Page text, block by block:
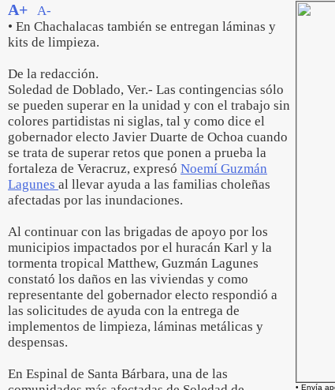
• Envía
A+
A-
• En Chachalacas también se entregan láminas y
kits de limpieza.
De la redacción.
Soledad de Doblado, Ver.- Las contingencias sólo
se pueden superar en la unidad y con el trabajo sin
colores partidistas ni siglas, tal y como dice el
gobernador electo Javier Duarte de Ochoa cuando
se trata de superar retos que ponen a prueba la
fortaleza de Veracruz, expresó Noemí Guzmán
Lagunes al llevar ayuda a las familias choleñas
afectadas por las inundaciones.
Al continuar con las brigadas de apoyo por los
municipios impactados por el huracán Karl y la
tormenta tropical Matthew, Guzmán Lagunes
constató los daños en las viviendas y como
representante del gobernador electo respondió a
las solicitudes de ayuda con la entrega de
implementos de limpieza, láminas metálicas y
despensas.
En Espinal de Santa Bárbara, una de las